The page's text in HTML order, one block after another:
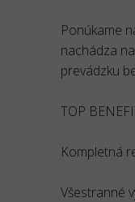
Ponúkame
nachádza
prevádzku
TOP
Kompletná
Všestranné